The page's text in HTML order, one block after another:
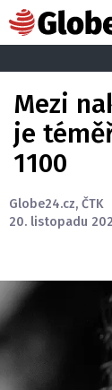
Mezi
je
1100
Globe24.cz, ČTK
20. listopadu